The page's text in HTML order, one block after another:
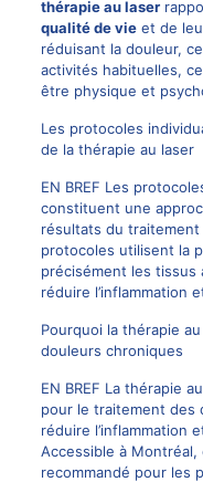
thérapie au laser
qualité de vieet de
réduisant la douleur,
activités habituelles,
être physique et
Les protocoles
de la thérapie au laser
EN BREF Les
constituent une
résultats du
protocoles utilisent la
précisément les
réduire l’inflammation
Pourquoi la thérapie
douleurs chroniques
EN BREF La thérapie
pour le traitement des
réduire l’inflammation
Accessible à
recommandé pour les